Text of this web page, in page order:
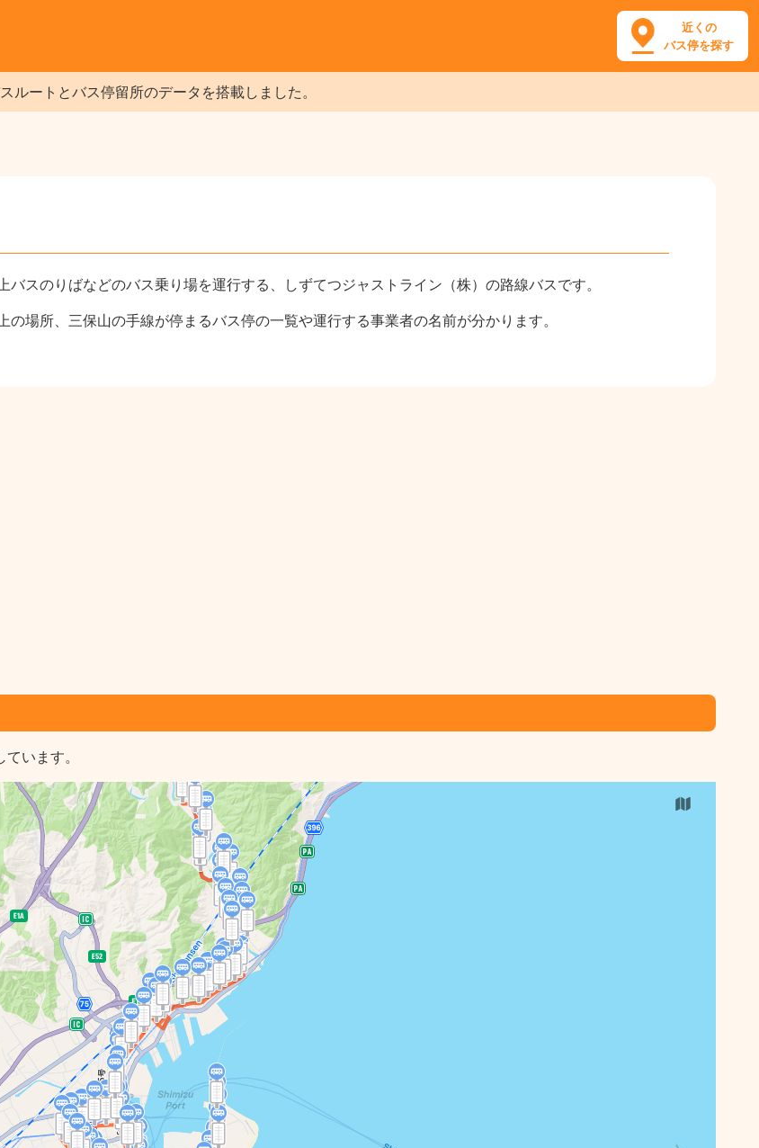
近くの
バス停を探す
ートとバス停留所のデータを搭載しました。
スのりばなどのバス乗り場を運行する、しずてつジャストライン（株）の路線バスです。
場所、三保山の手線が停まるバス停の一覧や運行する事業者の名前が分かります。
います。